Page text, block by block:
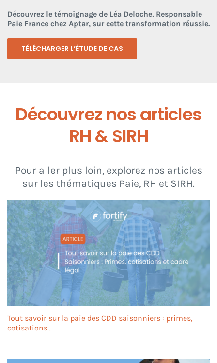
Découvrez le témoignage de Léa Deloche, Responsable
Paie France chez Aptar, sur cette transformation réussie.
TÉLÉCHARGER L’ÉTUDE DE CAS
Découvrez nos articles
RH & SIRH
Pour aller plus loin, explorez nos articles
sur les thématiques Paie, RH et SIRH.
Tout savoir sur la paie des CDD saisonniers : primes,
cotisations…